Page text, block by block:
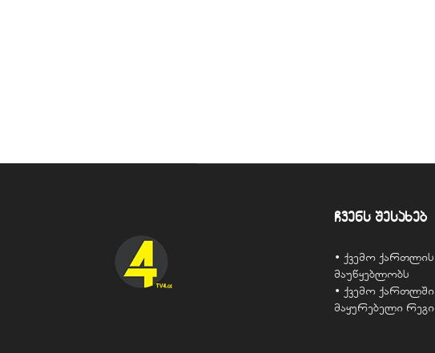
ჩვენს შესახებ
• ქვემო
მაუწყებლობს
• ქვემო
მაყურებელი